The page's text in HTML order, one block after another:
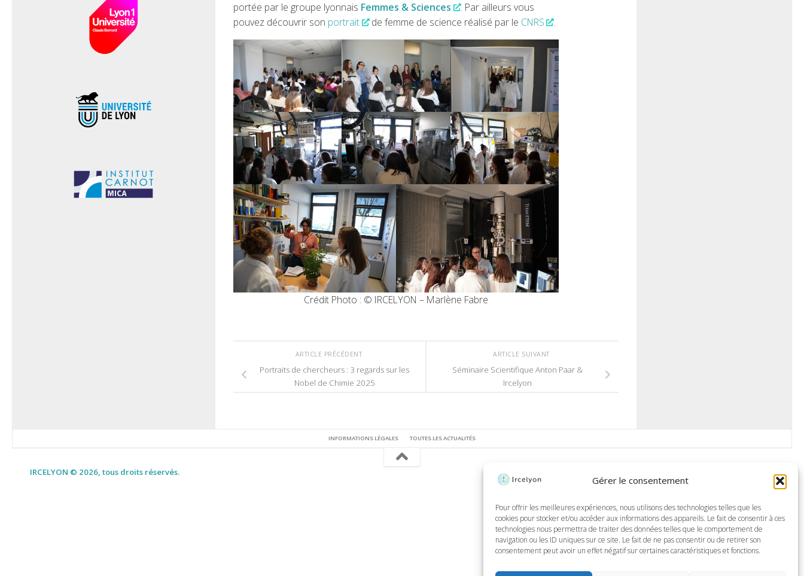
Gérer le consentement
Pour offrir les meilleures expériences, nous utilisons des technologies telles que les
cookies pour stocker et/ou accéder aux informations des appareils. Le fait de consentir à ces
technologies nous permettra de traiter des données telles que le comportement de
navigation ou les ID uniques sur ce site. Le fait de ne pas consentir ou de retirer son
consentement peut avoir un effet négatif sur certaines caractéristiques et fonctions.
portée par le groupe lyonnais Femmes & Sciences
. Par ailleurs vous
pouvez découvrir son portrait de femme de science réalisé par le CNRS .
Crédit Photo : © IRCELYON – Marlène Fabre
ARTICLE SUIVANT
Séminaire Scientifique Anton Paar &
Ircelyon
ARTICLE PRÉCÉDENT
Portraits de chercheurs : 3 regards sur les
Nobel de Chimie 2025
INFORMATIONS LÉGALES TOUTES LES ACTUALITÉS
IRCELYON © 2026, tous droits réservés.